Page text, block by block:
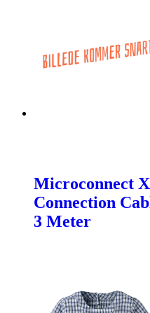
Microconnect
Connection
3 Meter